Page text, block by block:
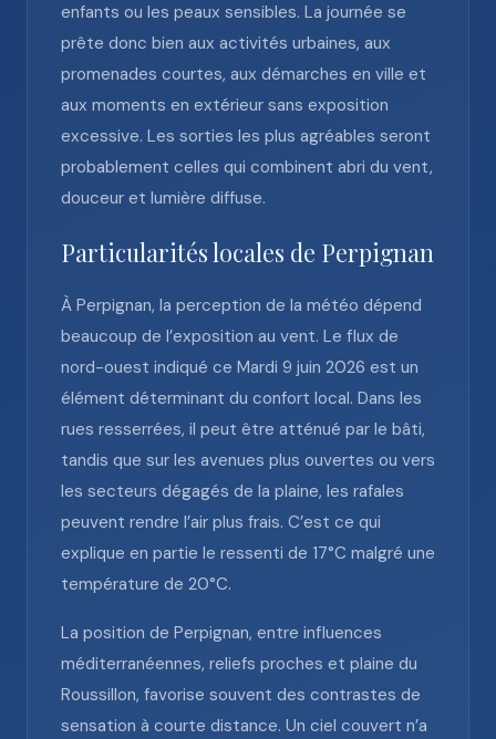
enfants ou les peaux sensibles. La journée se
prête donc bien aux activités urbaines, aux
promenades courtes, aux démarches en ville et
aux moments en extérieur sans exposition
excessive. Les sorties les plus agréables seront
probablement celles qui combinent abri du vent,
douceur et lumière diffuse.
Particularités locales de Perpignan
À Perpignan, la perception de la météo dépend
beaucoup de l’exposition au vent. Le flux de
nord-ouest indiqué ce Mardi 9 juin 2026 est un
élément déterminant du confort local. Dans les
rues resserrées, il peut être atténué par le bâti,
tandis que sur les avenues plus ouvertes ou vers
les secteurs dégagés de la plaine, les rafales
peuvent rendre l’air plus frais. C’est ce qui
explique en partie le ressenti de 17°C malgré une
température de 20°C.
La position de Perpignan, entre influences
méditerranéennes, reliefs proches et plaine du
Roussillon, favorise souvent des contrastes de
sensation à courte distance. Un ciel couvert n’a